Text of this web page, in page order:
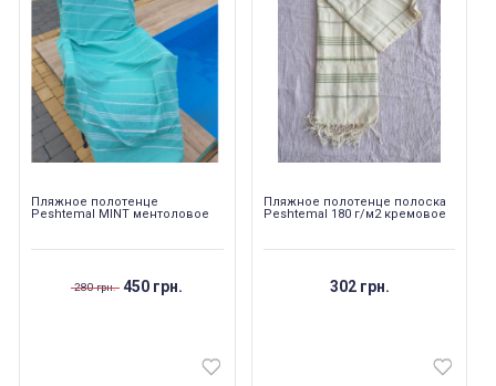
Пляжное полотенце
Peshtemal MINT ментоловое
280 грн. 450 грн.
Пляжное полотенце полоска
Peshtemal 180 г/м2 кремовое
302 грн.